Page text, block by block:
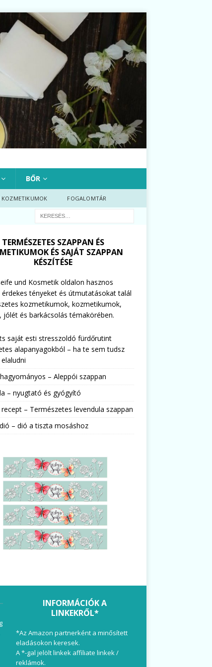
BŐR
KOZMETIKUMOK FOGALOMTÁR
TERMÉSZETES SZAPPAN ÉS
ÉS SAJÁT SZAPPAN
KÉSZÍTÉSE
und Kosmetik oldalon hasznos
tényeket és útmutatásokat talál
kozmetikumok, kozmetikumok,
jólét és barkácsolás témakörében.
saját esti stresszoldó fürdőrutint
alapanyagokból – ha te sem tudsz
– Aleppói szappan
– nyugtató és gyógyító
recept – Természetes levendula szappan
– dió a tiszta mosáshoz
INFORMÁCIÓK A
LINKEKRŐL*
*Az Amazon partnerként a minősített
eladásokon keresek.
A *-gal jelölt linkek affiliate linkek /
reklámok.